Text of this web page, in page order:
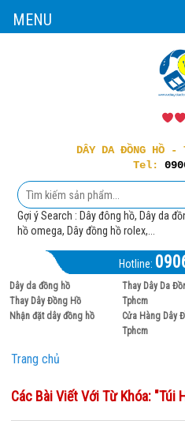
DÂY DA ĐỒNG HỒ -
Tel:
Gợi ý Search : Dây đông hồ, Dây da
hồ omega, Dây đồng hồ rolex,...
Hotline:
Dây da đồng hồ
Thay Dây Đồng Hồ
Nhận đặt dây đồng hồ
Thay Dây Da
Tphcm
Cửa Hàng Dây
Tphcm
Trang chủ
Các Bài Viết Với Từ Khóa: "túi
MENU